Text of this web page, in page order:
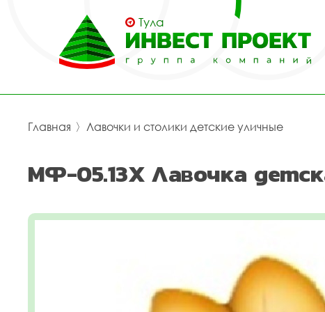
Тула
Главная 〉 Лавочки и столики детские уличные
МФ-05.13Х Лавочка